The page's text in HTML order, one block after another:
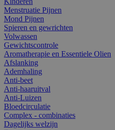
Menstruatie Pijnen
Mond Pijnen
Spieren en gewrichten
Volwassen
Gewichtscontrole
Aromatherapie en Essentiele Olien
Afslanking
Ademhaling
Anti-beet
Anti-haaruitval
Anti-Luizen
Bloedcirculatie
Complex - combinaties
Dagelijks welzijn